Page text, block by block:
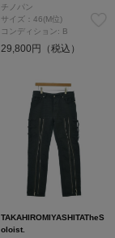
チノパン
サイズ：46(M位)
コンディション: B
29,800円（税込）
TAKAHIROMIYASHITATheS
oloist.